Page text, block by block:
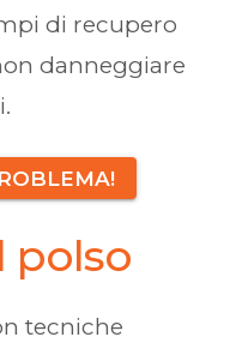
di recupero
danneggiare
polso
tecniche